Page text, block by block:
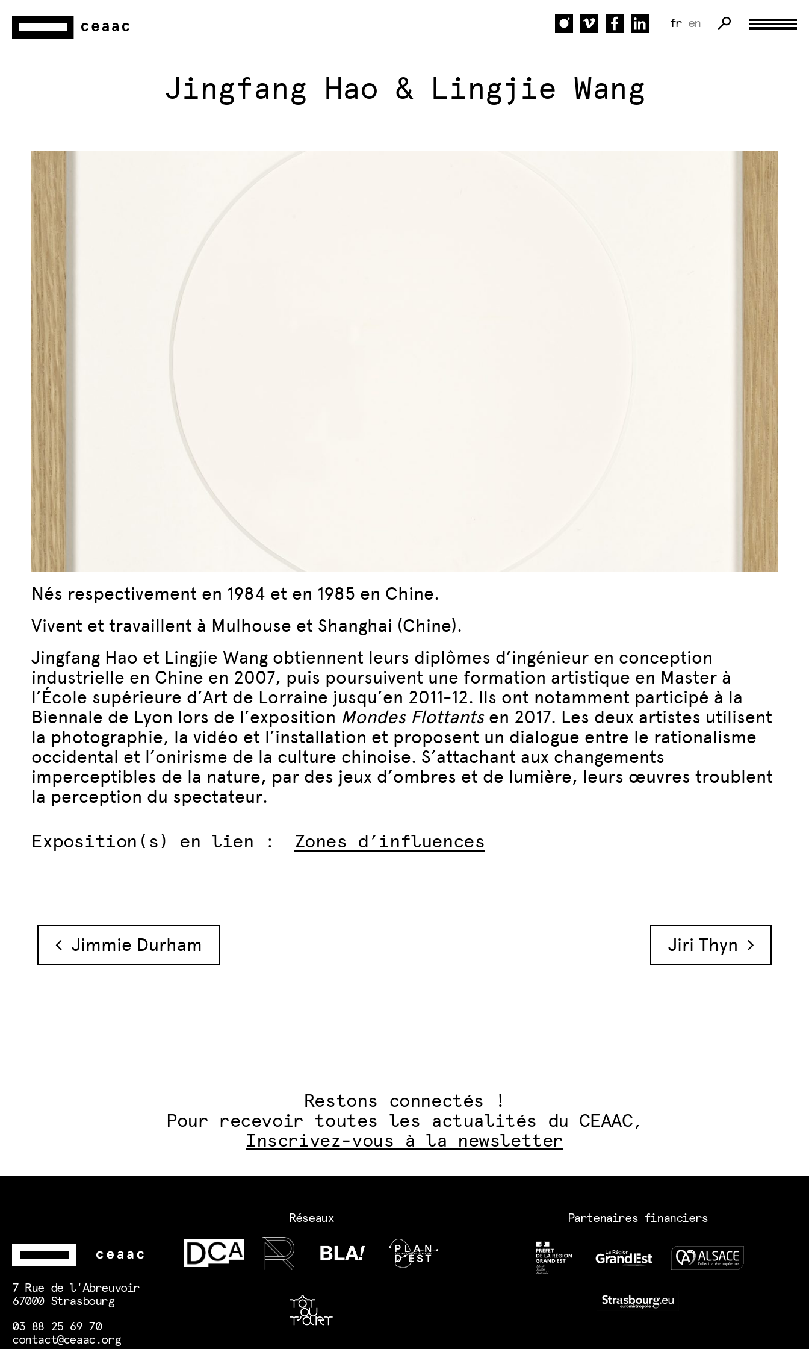
fr en
Jingfang Hao & Lingjie Wang
Nés respectivement en 1984 et en 1985 en Chine.
Vivent et travaillent à Mulhouse et Shanghai (Chine).
Jingfang Hao et Lingjie Wang obtiennent leurs diplômes d’ingénieur en conception
industrielle en Chine en 2007, puis poursuivent une formation artistique en Master à
l’École supérieure d’Art de Lorraine jusqu’en 2011-12. Ils ont notamment participé à la
Biennale de Lyon lors de l’exposition Mondes Flottantsen 2017. Les deux artistes utilisent
la photographie, la vidéo et l’installation et proposent un dialogue entre le rationalisme
occidental et l’onirisme de la culture chinoise. S’attachant aux changements
imperceptibles de la nature, par des jeux d’ombres et de lumière, leurs œuvres troublent
la perception du spectateur.
Exposition(s) en lien : Zones d’influences
Navigation des articles
Jimmie Durham Jiri Thyn
Restons connectés !
Pour recevoir toutes les actualités du CEAAC,
Inscrivez-vous à la newsletter
7 Rue de l'Abreuvoir
67000 Strasbourg
03 88 25 69 70
contact@ceaac.org
Réseaux Partenaires financiers